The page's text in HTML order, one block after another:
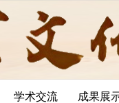
学术交流 成果展